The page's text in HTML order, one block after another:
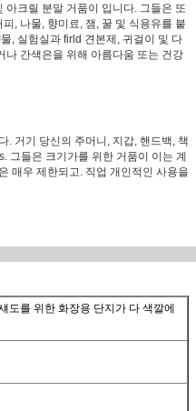
아크릴 분말 거품이 입니다. 그들은 또
, 나물, 향미료, 잼, 꿀 및 식용유를 붙
, 실험실과 firld 견본제, 귀걸이 및 다
나 간색은을 위해 아름다움 또는 건강
거기 당신의 주머니, 지갑, 핸드백, 책
그들은 크기가를 위한 거품이 이는 계
매우 제한되고. 직업 개인적인 사용을
도를 위한 화장용 단지가 다 색깔에